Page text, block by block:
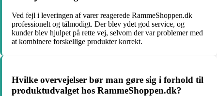
Ved fejl i leveringen af varer reagerede RammeShoppen.dk
professionelt og tålmodigt. Der blev ydet god service, og
kunder blev hjulpet på rette vej, selvom der var problemer med
at kombinere forskellige produkter korrekt.
Hvilke overvejelser bør man gøre sig i forhold til
produktudvalget hos RammeShoppen.dk?